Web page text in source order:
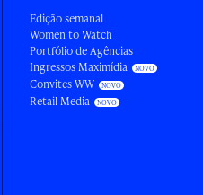
Edição semanal
Women to Watch
Portfólio de Agências
Ingressos Maximídia
Convites WW
Retail Media